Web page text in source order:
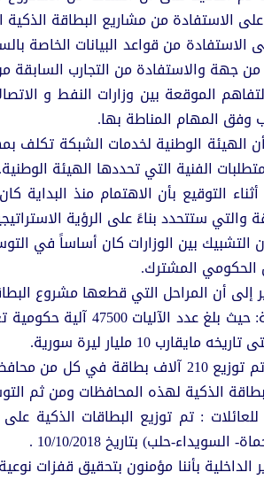
الاستفادة من مشاريع البطاقة الذكية
الاستفادة من قواعد البيانات الخاصة
من جهة والاستفادة من التجارب
الموقعة بين وزارات النفط و
وفق المهام المناطة بها.
الهيئة الوطنية لخدمات الشبكة تكلف
الفنية التي تحددها الهيئة الوطنية.
التوقيع بأن الاهتمام منذ
ستتحدد بناءً على الرؤية
التشبيك بين الوزارات كان أساساً في
المشترك.
إلى أن المراحل التي قطعها مشروع
الذكية لهذه المحافظات ومن ثم
حلب) بتاريخ 10/10/2018 .
بأننا مؤمنون بتحقيق قفزات